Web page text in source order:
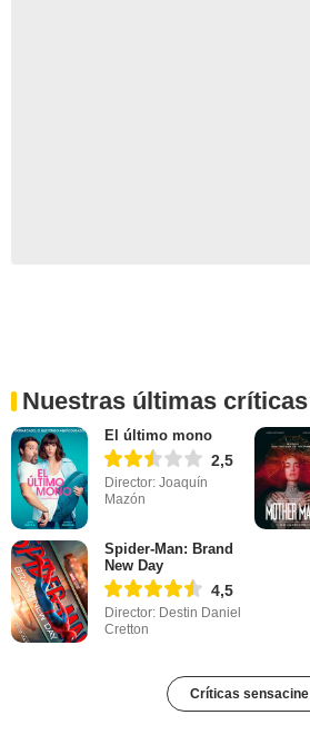
Nuestras últimas críticas
El último mono
2,5
Director: Joaquín
Mazón
Spider-Man: Brand
New Day
4,5
Director: Destin Daniel
Cretton
Críticas sensacine